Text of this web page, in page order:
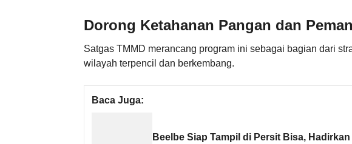
Dorong Ketahanan Pangan dan
Satgas TMMD merancang program ini sebagai bagian dari
wilayah terpencil dan berkembang.
Baca Juga:
Beelbe Siap Tampil di Persit Bisa,